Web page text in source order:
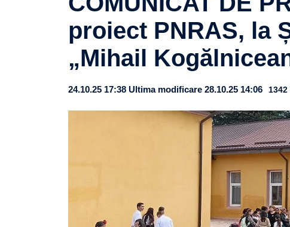
proiect PNRAS, la
„Mihail
24.10.25 17:38 Ultima modificare 28.10.25 14:06